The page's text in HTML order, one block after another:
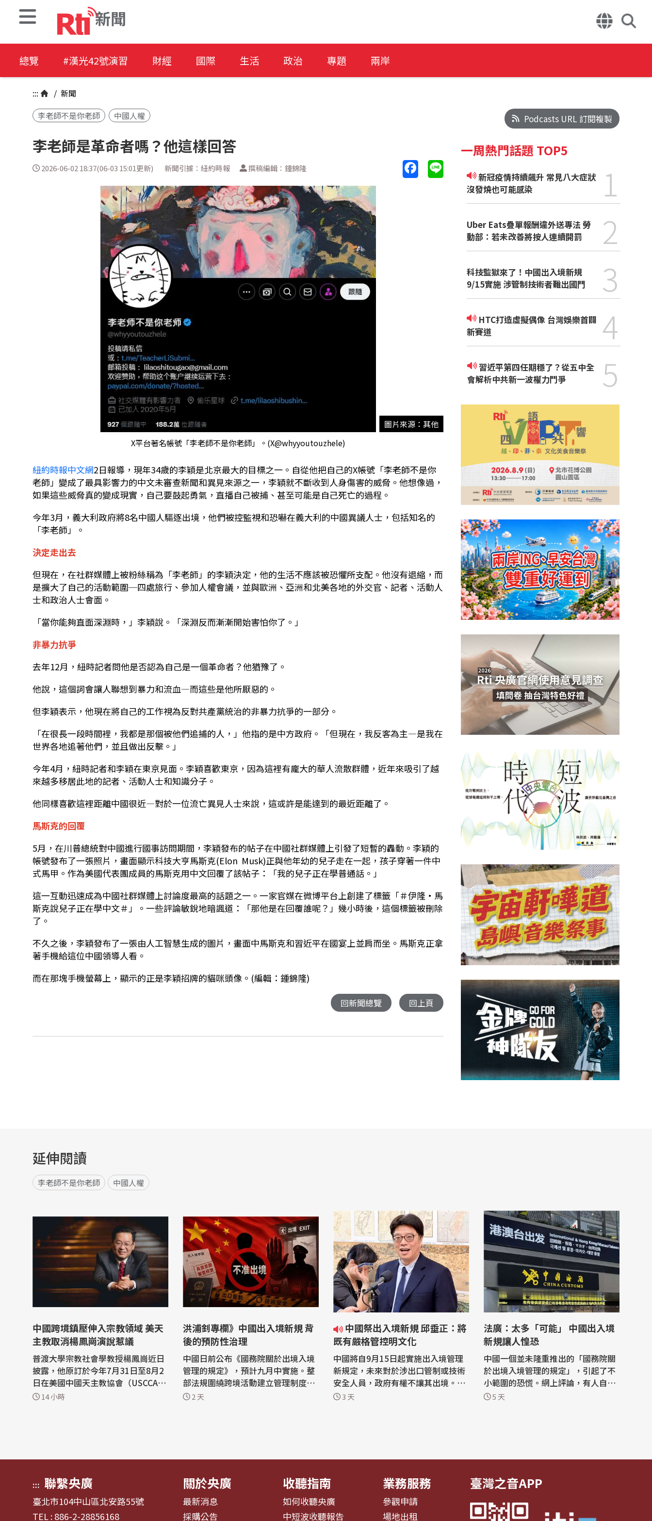
新聞
總覽 #漢光42號演習 財經 國際 生活 政治 專題 兩岸
::: / 新聞
李老師不是你老師
中國人權
李老師是革命者嗎？他這樣回答
2026-06-02 18:37(06-03 15:01更新) 新聞引據：紐約時報 撰稿編輯：鍾錦隆
圖片來源：其他
X平台著名帳號「李老師不是你老師」。(X@whyyoutouzhele)
紐約時報中文網2日報導，現年34歲的李穎是北京最大的目標之一。自從他把自己的X帳號「李老師不是你
老師」變成了最具影響力的中文未審查新聞和異見來源之一，李穎就不斷收到人身傷害的威脅。他想像過，
如果這些威脅真的變成現實，自己要鼓起勇氣，直播自己被捕、甚至可能是自己死亡的過程。
今年3月，義大利政府將8名中國人驅逐出境，他們被控監視和恐嚇在義大利的中國異議人士，包括知名的
「李老師」。
決定走出去
但現在，在社群媒體上被粉絲稱為「李老師」的李穎決定，他的生活不應該被恐懼所支配。他沒有退縮，而
是擴大了自己的活動範圍─四處旅行、參加人權會議，並與歐洲、亞洲和北美各地的外交官、記者、活動人
士和政治人士會面。
「當你能夠直面深淵時，」李穎說。「深淵反而漸漸開始害怕你了。」
非暴力抗爭
去年12月，紐時記者問他是否認為自己是一個革命者？他猶豫了。
他說，這個詞會讓人聯想到暴力和流血—而這些是他所厭惡的。
但李穎表示，他現在將自己的工作視為反對共產黨統治的非暴力抗爭的一部分。
「在很長一段時間裡，我都是那個被他們追捕的人，」他指的是中方政府。「但現在，我反客為主—是我在
世界各地追著他們，並且做出反擊。」
今年4月，紐時記者和李穎在東京見面。李穎喜歡東京，因為這裡有龐大的華人流散群體，近年來吸引了越
來越多移居此地的記者、活動人士和知識分子。
他同樣喜歡這裡距離中國很近—對於一位流亡異見人士來說，這或許是能達到的最近距離了。
馬斯克的回覆
5月，在川普總統對中國進行國事訪問期間，李穎發布的帖子在中國社群媒體上引發了短暫的轟動。李穎的
帳號發布了一張照片，畫面顯示科技大亨馬斯克(Elon Musk)正與他年幼的兒子走在一起，孩子穿著一件中
式馬甲。作為美國代表團成員的馬斯克用中文回覆了該帖子：「我的兒子正在學普通話。」
這一互動迅速成為中國社群媒體上討論度最高的話題之一。一家官媒在微博平台上創建了標籤「＃伊隆·馬
斯克說兒子正在學中文＃」。一些評論敏銳地暗諷道：「那他是在回覆誰呢？」幾小時後，這個標籤被刪除
了。
不久之後，李穎發布了一張由人工智慧生成的圖片，畫面中馬斯克和習近平在國宴上並肩而坐。馬斯克正拿
著手機給這位中國領導人看。
而在那塊手機螢幕上，顯示的正是李穎招牌的貓咪頭像。(編輯：鍾錦隆)
回新聞總覽 回上頁
Podcasts URL 訂閱複製
一周熱門話題 TOP5
新冠疫情持續飆升 常見八大症狀
沒發燒也可能感染
1
Uber Eats疊單報酬違外送專法 勞
動部：若未改善將按人連續開罰
2
科技監獄來了！中國出入境新規
9/15實施 涉管制技術者難出國門
3
新賽道
4
習近平第四任期穩了？從五中全
會解析中共新一波權力鬥爭
5
延伸閱讀
李老師不是你老師 中國人權
中國跨境鎮壓伸入宗教領域 美天
主教取消楊鳳崗演說惹議
普渡大學宗教社會學教授楊鳳崗近日
披露，他原訂於今年7月31日至8月2
日在美國中國天主教協會（USCCA）
休斯頓雙年會上發表演講，卻在會前
14 小時
洪浦釗專欄》中國出入境新規 背
後的預防性治理
中國日前公布《國務院關於出境入境
管理的規定》，預計九月中實施。整
部法規圍繞跨境活動建立管理制度，
人才、技術、資訊及人際網絡等跨境
2 天
中國祭出入境新規 邱垂正：將
既有嚴格管控明文化
中國將自9月15日起實施出入境管理
新規定，未來對於涉出口管制或技術
安全人員，政府有權不讓其出境。陸
委會主委邱垂正今天(5日)表示，中共
3 天
法廣：太多「可能」 中國出入境
新規讓人惶恐
中國一個並未隆重推出的「國務院關
於出境入境管理的規定」，引起了不
小範圍的恐慌。網上評論，有人自我
寬慰，覺得跟普通人沒有多大關係，
5 天
::: 聯繫央廣
臺北市104中山區北安路55號
TEL : 886-2-28856168
關於央廣
最新消息
採購公告
收聽指南
如何收聽央廣
中短波收聽報告
業務服務
參觀申請
場地出租
臺灣之音APP